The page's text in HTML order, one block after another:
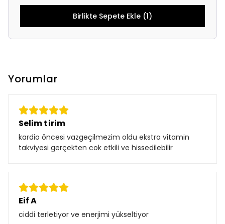
Birlikte Sepete Ekle (1)
Yorumlar
Selim tirim
kardio öncesi vazgeçilmezim oldu ekstra vitamin
takviyesi gerçekten cok etkili ve hissedilebilir
Eif A
ciddi terletiyor ve enerjimi yükseltiyor